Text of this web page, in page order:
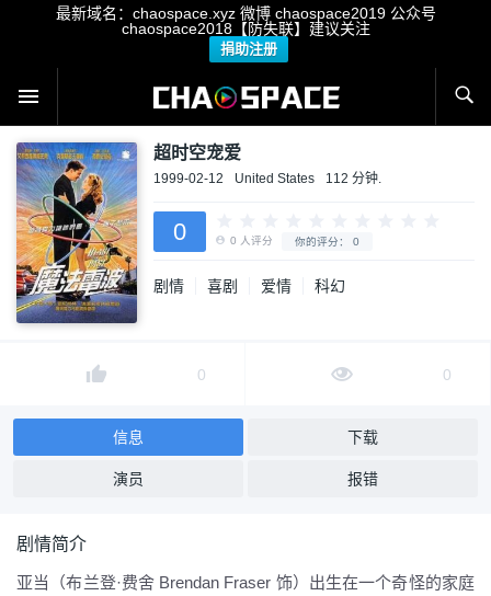
最新域名：chaospace.xyz 微博 chaospace2019 公众号
chaospace2018【防失联】建议关注
捐助注册
超时空宠爱
1999-02-12 United States 112 分钟.
0
剧情 喜剧 爱情 科幻
0 0
信息 下载
演员 报错
剧情简介
亚当（布兰登·费舍 Brendan Fraser 饰）出生在一个奇怪的家庭